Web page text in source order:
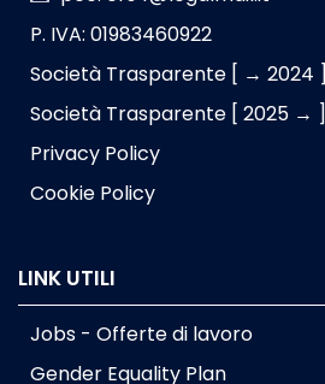
P. IVA: 01983460922
Società Trasparente [ → 2024 ]
Società Trasparente [ 2025 → ]
Privacy Policy
Cookie Policy
LINK UTILI
Jobs - Offerte di lavoro
Gender Equality Plan